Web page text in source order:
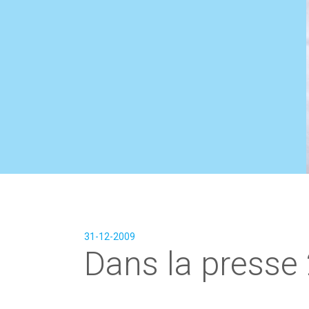
31-12-2009
Dans la